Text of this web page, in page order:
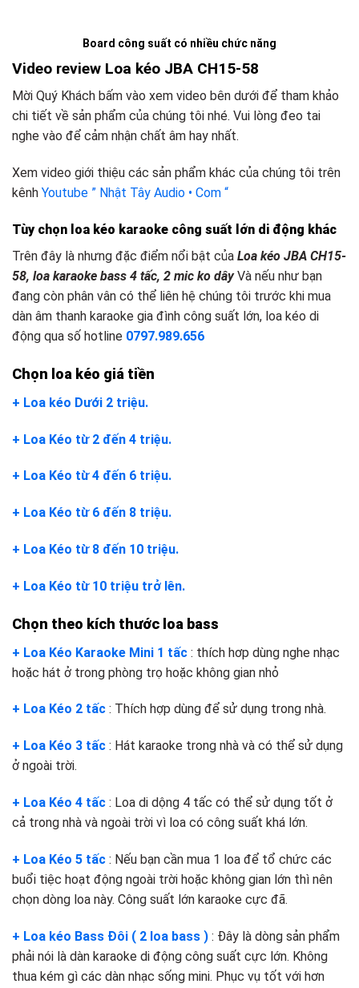
Board công suất có nhiều chức năng
Video review Loa kéo JBA CH15-58
Mời Quý Khách bấm vào xem video bên dưới để tham khảo
chi tiết về sản phẩm của chúng tôi nhé. Vui lòng đeo tai
nghe vào để cảm nhận chất âm hay nhất.
Xem video giới thiệu các sản phẩm khác của chúng tôi trên
kênh Youtube ” Nhật Tây Audio • Com “
Tùy chọn loa kéo karaoke công suất lớn d i động khác
Trên đây là nhưng đặc điểm nổi bật của Loa kéo JBA CH15-
58, loa karaoke bass 4 tấc, 2 mic ko dây Và nếu như bạn
đang còn phân vân có thể liên hệ chúng tôi trước khi mua
dàn âm thanh karaoke gia đình công suất lớn, loa kéo di
động qua số hotline 0797.989.656
Chọn loa kéo giá tiền
+ Loa kéo Dưới 2 triệu.
+ Loa Kéo từ 2 đến 4 triệu.
+ Loa Kéo từ 4 đến 6 triệu.
+ Loa Kéo từ 6 đến 8 triệu.
+ Loa Kéo từ 8 đến 10 triệu.
+ Loa Kéo từ 10 triệu trở lên.
Chọn theo kích thước loa bass
+ Loa Kéo Karaoke Mini 1 tấc : thích hơp dùng nghe nhạc
hoặc hát ở trong phòng trọ hoặc không gian nhỏ
+ Loa Kéo 2 tấc : Thích hợp dùng để sử dụng trong nhà.
+ Loa Kéo 3 tấc : Hát karaoke trong nhà và có thể sử dụng
ở ngoài trời.
+ Loa Kéo 4 tấc : Loa di dộng 4 tấc có thể sử dụng tốt ở
cả trong nhà và ngoài trời vì loa có công suất khá lớn.
+ Loa Kéo 5 tấc : Nếu bạn cần mua 1 loa để tổ chức các
buổi tiệc hoạt động ngoài trời hoặc không gian lớn thì nên
chọn dòng loa này. Công suất lớn karaoke cực đã.
+ Loa kéo Bass Đôi ( 2 loa bass ) : Đây là dòng sản phẩm
phải nói là dàn karaoke di động công suất cực lớn. Không
thua kém gì các dàn nhạc sống mini. Phục vụ tốt với hơn